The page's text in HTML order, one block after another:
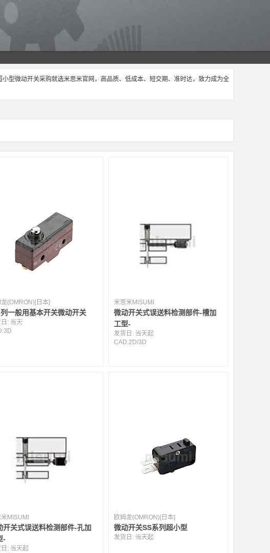
型微动开关采购就选米思米官网，高品质、低成本、短交期、准时达，致力成为全
龙(OMRON)[日本]
一般用基本开关微动开关
: 当天
3D
米思米MISUMI
微动开关式误送料检测部件-槽加
工型-
发货日: 当天起
CAD:2D/3D
MISUMI
开关式误送料检测部件-孔加
-
: 当天起
欧姆龙(OMRON)[日本]
微动开关SS系列超小型
发货日: 当天起